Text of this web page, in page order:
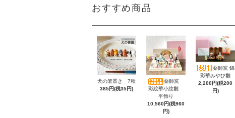
おすすめ商品
犬の箸置き 7種
385円(税35円)
薬師窯
彩絵華小紋雛
平飾り
10,560円(税960
円)
薬師窯 錦
彩華みやび雛
2,200円(税200
円)